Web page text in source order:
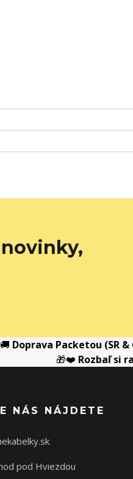
🚚 Doprava Packetou (SR &
🎁❤️ Rozbaľ si
NÁS NÁJDETE
pod Hviezdou